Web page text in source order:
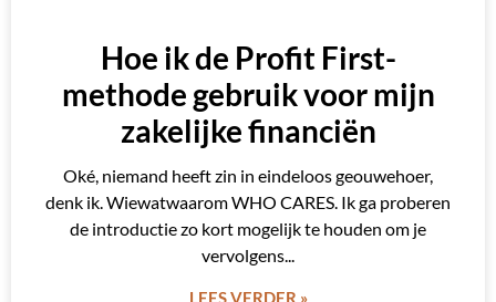
Hoe ik de Profit First-
methode gebruik voor mijn
zakelijke financiën
Oké, niemand heeft zin in eindeloos geouwehoer,
denk ik. Wiewatwaarom WHO CARES. Ik ga proberen
de introductie zo kort mogelijk te houden om je
vervolgens
LEES VERDER »